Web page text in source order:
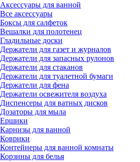
Аксессуары для ванной
Все аксессуары
Боксы для салфеток
Вешалки для полотенец
Гладильные доски
Держатели для газет и журналов
Держатели для запасных рулонов
Держатели для стаканов
Держатели для туалетной бумаги
Держатели для фена
Держатели освежителя воздуха
Диспенсеры для ватных дисков
Дозаторы для мыла
Ершики
Карнизы для ванной
Коврики
Контейнеры для ванной комнаты
Корзины для белья